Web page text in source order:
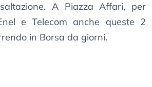
A Piazza Affari, per
e Telecom anche queste 2
in Borsa da giorni.